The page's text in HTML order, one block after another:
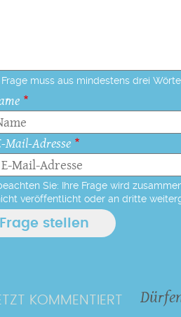
Frage muss aus mindestens drei
Mail-Adresse
Sie: Ihre Frage wird
veröffentlicht oder an dritte
KOMMENTIERT